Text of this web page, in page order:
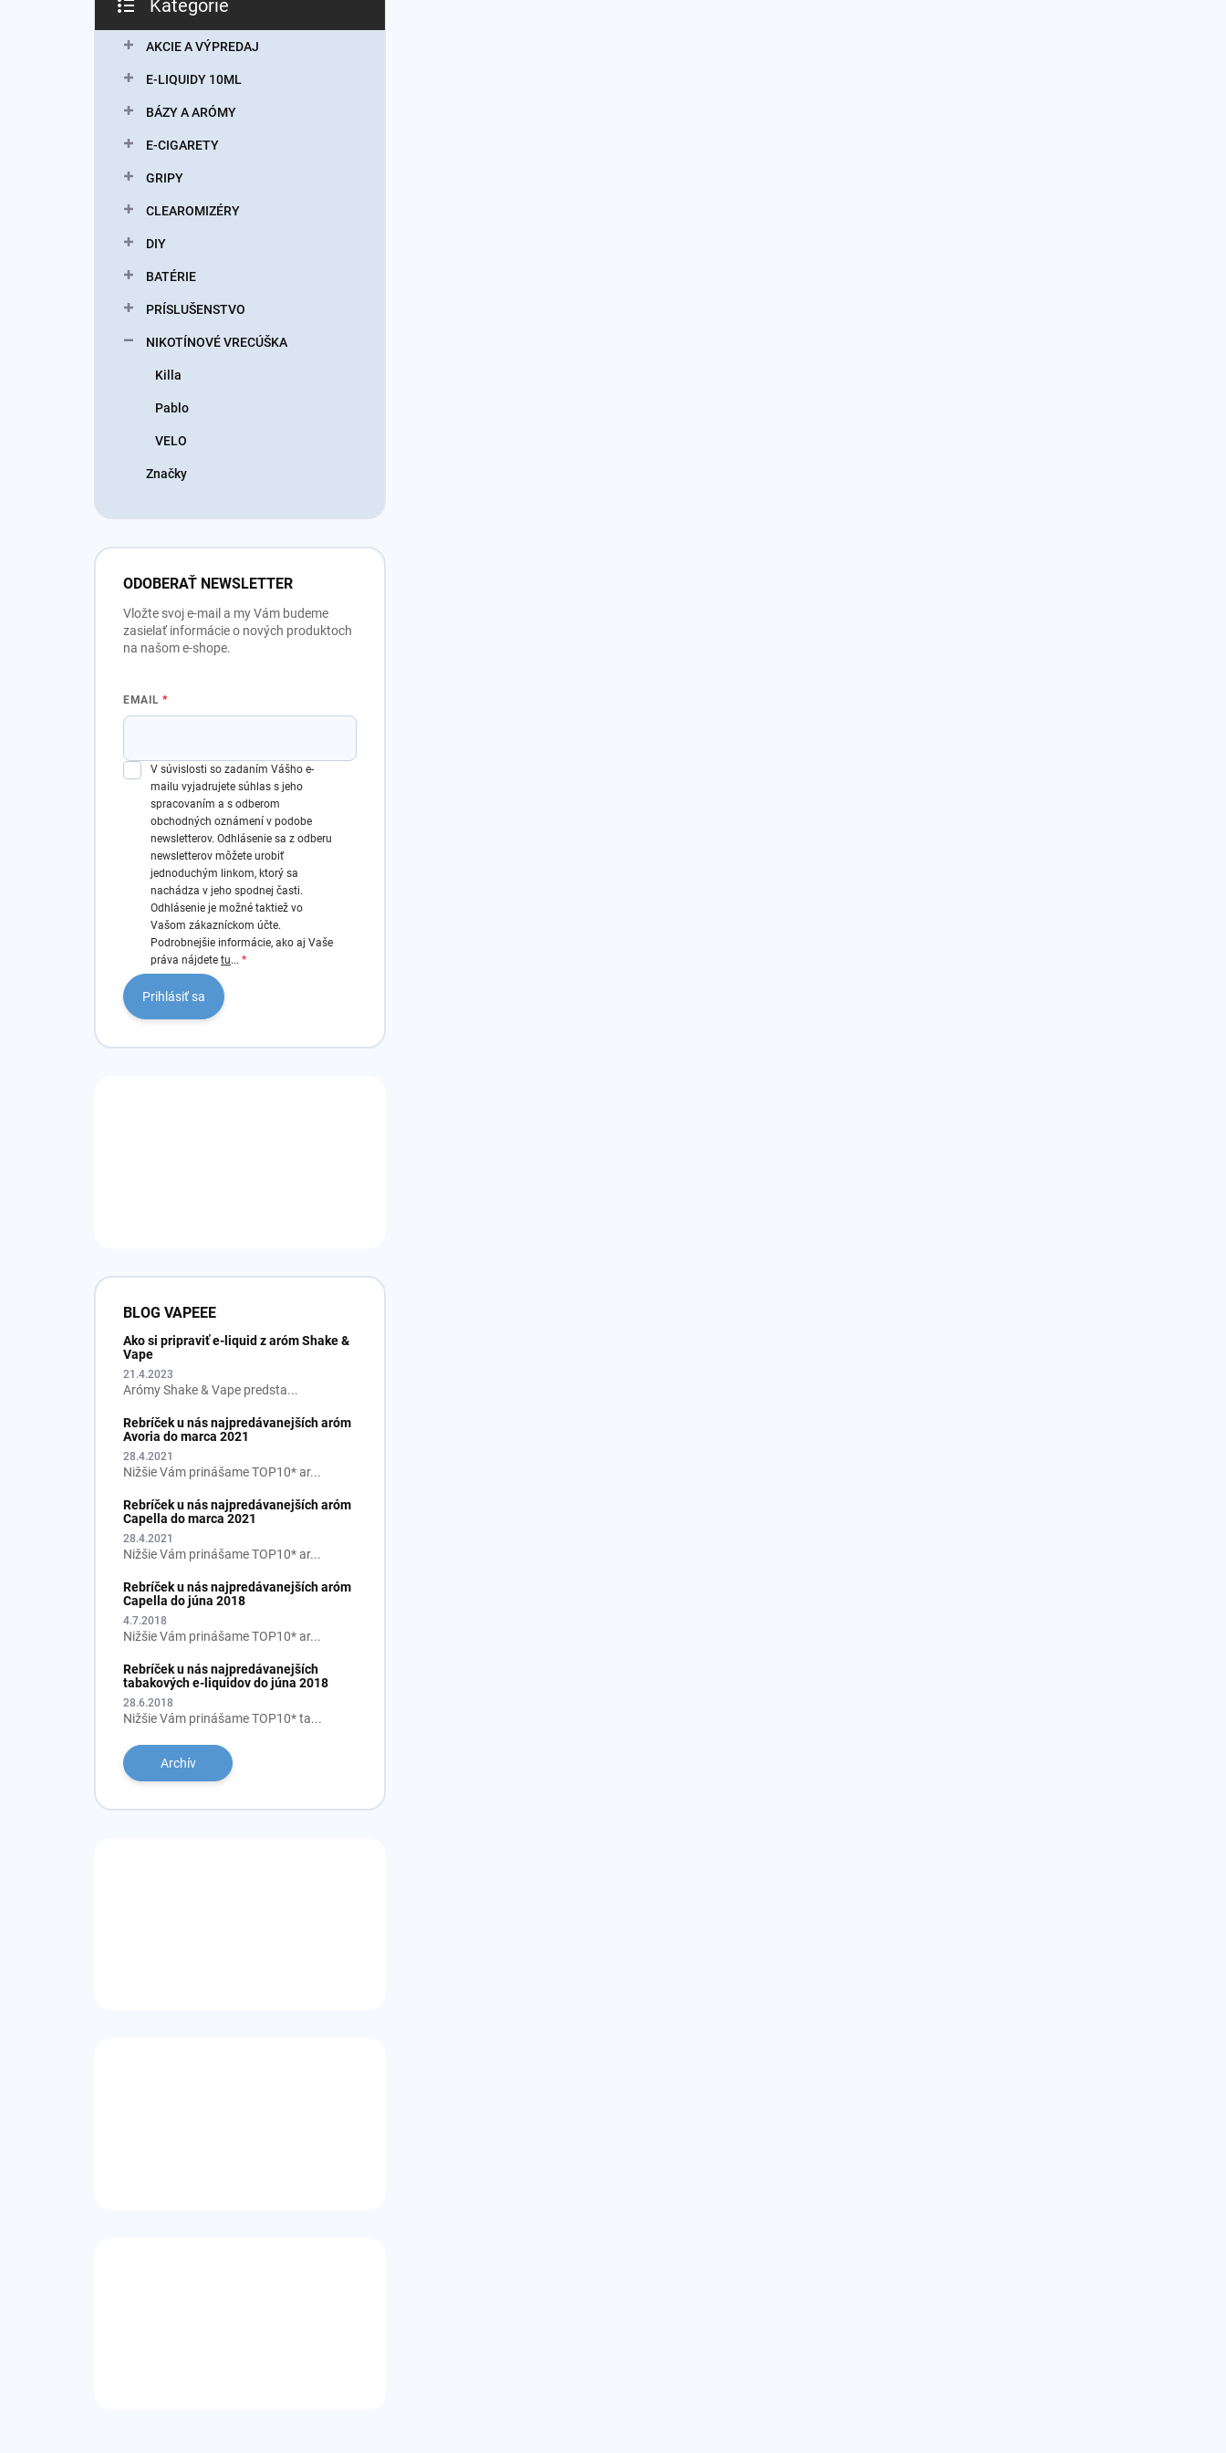
kategórie
Kategórie
AKCIE A VÝPREDAJ
E-LIQUIDY 10ML
BÁZY A ARÓMY
E-CIGARETY
GRIPY
CLEAROMIZÉRY
DIY
BATÉRIE
PRÍSLUŠENSTVO
NIKOTÍNOVÉ VRECÚŠKA
Killa
Pablo
VELO
Značky
ODOBERAŤ NEWSLETTER
Vložte svoj e-mail a my Vám budeme
zasielať informácie o nových produktoch
na našom e-shope.
EMAIL
V súvislosti so zadaním Vášho e-
mailu vyjadrujete súhlas s jeho
spracovaním a s odberom
obchodných oznámení v podobe
newsletterov. Odhlásenie sa z odberu
newsletterov môžete urobiť
jednoduchým linkom, ktorý sa
nachádza v jeho spodnej časti.
Odhlásenie je možné taktiež vo
Vašom zákazníckom účte.
Podrobnejšie informácie, ako aj Vaše
práva nájdete tu...
Prihlásiť sa
BLOG VAPEEE
Ako si pripraviť e-liquid z aróm Shake &
Vape
21.4.2023
Arómy Shake & Vape predsta...
Rebríček u nás najpredávanejších aróm
Avoria do marca 2021
28.4.2021
Nižšie Vám prinášame TOP10* ar...
Rebríček u nás najpredávanejších aróm
Capella do marca 2021
28.4.2021
Nižšie Vám prinášame TOP10* ar...
Rebríček u nás najpredávanejších aróm
Capella do júna 2018
4.7.2018
Nižšie Vám prinášame TOP10* ar...
Rebríček u nás najpredávanejších
tabakových e-liquidov do júna 2018
28.6.2018
Nižšie Vám prinášame TOP10* ta...
Archív